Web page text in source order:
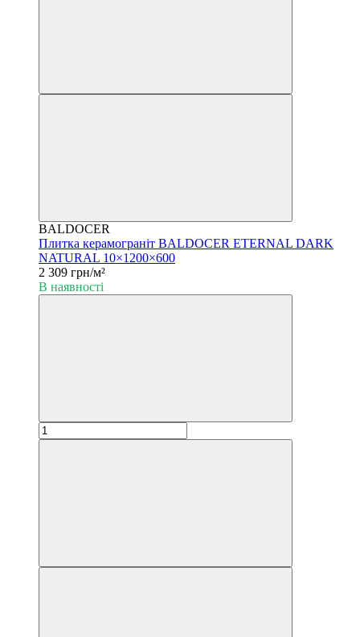
BALDOCER
Плитка керамограніт BALDOCER ETERNAL DARK
NATURAL 10×1200×600
2 309 грн/м²
В наявності